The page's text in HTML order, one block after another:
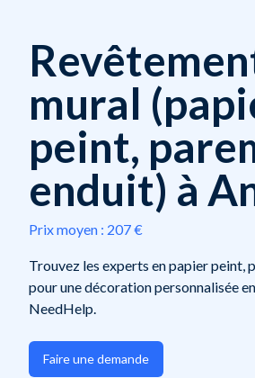
mural
peint,
enduit) à
Prix moyen : 207 €
Trouvez les experts en papier peint,
pour une décoration personnalisée
NeedHelp.
Faire une demande